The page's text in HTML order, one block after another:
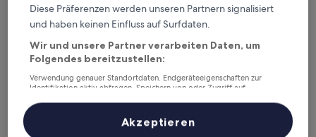
Mehr sparen mit Preisen für Mitglieder
Überprüfe die Preise für diese Daten
Diese Präferenzen werden unseren Partnern signalisiert
und haben keinen Einfluss auf Surfdaten.
Wir und unsere Partner verarbeiten Daten, um
Folgendes bereitzustellen:
Verwendung genauer Standortdaten. Endgeräteeigenschaften zur
Identifikation aktiv abfragen. Speichern von oder Zugriff auf
Inhalte, Messung von Werbeleistung und der Performance von Inhalten,
Zielgruppenforschung sowie Entwicklung und Verbesserung von
Akzeptieren